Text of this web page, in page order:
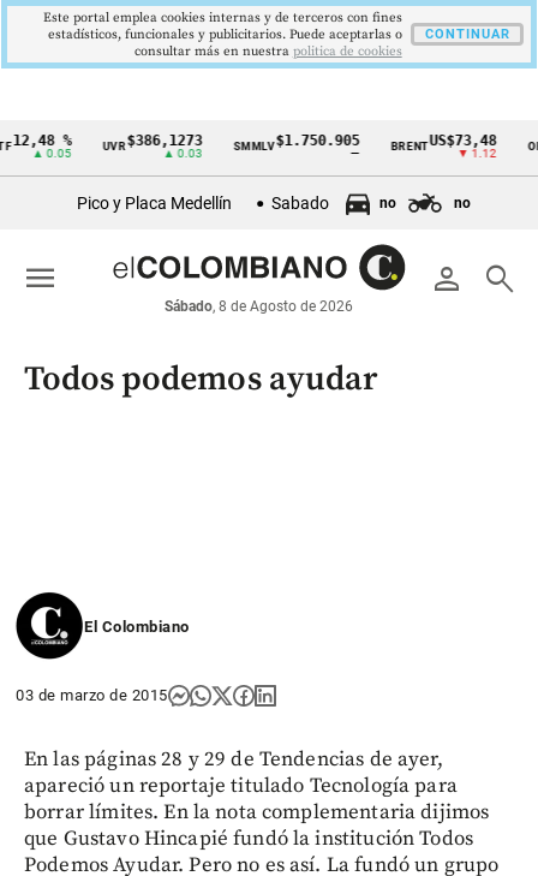
Cintillo
económicos
Colombia
12,48 %
▲ 0.05
UVR$386,1273
▲ 0.03
SMMLV $1.750.905 BRENTUS$73,48
▼ 1.12
Pico y Placa Medellín Sabado no no
person search
Sábado, 8 de Agosto de 2026
menu
Todos podemos ayudar
El Colombiano
03 de marzo de 2015
En las páginas 28 y 29 de Tendencias de ayer,
apareció un reportaje titulado Tecnología para
borrar límites. En la nota complementaria dijimos
que Gustavo Hincapié fundó la institución Todos
Podemos Ayudar. Pero no es así. La fundó un grupo
Este portal emplea cookies internas y de terceros con fines
estadísticos, funcionales y publicitarios. Puede aceptarlas o
consultar más en nuestra politica de cookies
CONTINUAR